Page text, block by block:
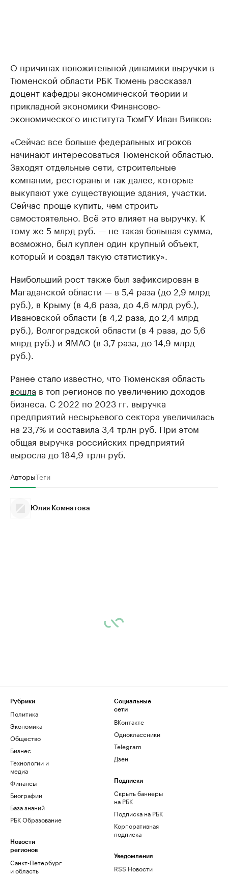
О причинах положительной динамики выручки в
Тюменской области РБК Тюмень рассказал
доцент кафедры экономической теории и
прикладной экономики Финансово-
экономического института ТюмГУ Иван Вилков:
«Сейчас все больше федеральных игроков
начинают интересоваться Тюменской областью.
Заходят отдельные сети, строительные
компании, рестораны и так далее, которые
выкупают уже существующие здания, участки.
Сейчас проще купить, чем строить
самостоятельно. Всё это влияет на выручку. К
тому же 5 млрд руб. — не такая большая сумма,
возможно, был куплен один крупный объект,
который и создал такую статистику».
Наибольший рост также был зафиксирован в
Магаданской области — в 5,4 раза (до 2,9 млрд
руб.), в Крыму (в 4,6 раза, до 4,6 млрд руб.),
Ивановской области (в 4,2 раза, до 2,4 млрд
руб.), Волгоградской области (в 4 раза, до 5,6
млрд руб.) и ЯМАО (в 3,7 раза, до 14,9 млрд
руб.).
Ранее стало известно, что Тюменская область
вошла в топ регионов по увеличению доходов
бизнеса. С 2022 по 2023 гг. выручка
предприятий несырьевого сектора увеличилась
на 23,7% и составила 3,4 трлн руб. При этом
общая выручка российских предприятий
выросла до 184,9 трлн руб.
АвторыТеги
Юлия Комнатова
Рубрики
Политика
Экономика
Общество
Бизнес
Технологии и
медиа
Финансы
Биографии
База знаний
РБК Образование
Новости
регионов
Санкт-Петербург
и область
Социальные
сети
ВКонтакте
Одноклассники
Telegram
Дзен
Подписки
Скрыть баннеры
на РБК
Подписка на РБК
Корпоративная
подписка
Уведомления
RSS Новости